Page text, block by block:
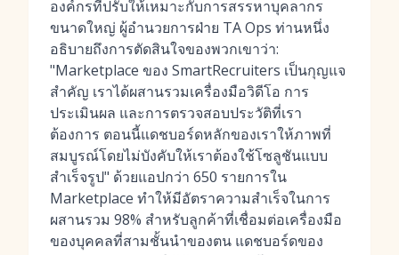
องค์กรที่ปรับให้เหมาะกับการสรรหาบุคลากร
ขนาดใหญ่ ผู้อำนวยการฝ่าย TA Ops ท่านหนึ่ง
อธิบายถึงการตัดสินใจของพวกเขาว่า:
"Marketplace ของ SmartRecruiters เป็นกุญแจ
สำคัญ เราได้ผสานรวมเครื่องมือวิดีโอ การ
ประเมินผล และการตรวจสอบประวัติที่เรา
ต้องการ ตอนนี้แดชบอร์ดหลักของเราให้ภาพที่
สมบูรณ์โดยไม่บังคับให้เราต้องใช้โซลูชันแบบ
สำเร็จรูป" ด้วยแอปกว่า 650 รายการใน
Marketplace ทำให้มีอัตราความสำเร็จในการ
ผสานรวม 98% สำหรับลูกค้าที่เชื่อมต่อเครื่องมือ
ของบุคคลที่สามชั้นนำของตน แดชบอร์ดของ